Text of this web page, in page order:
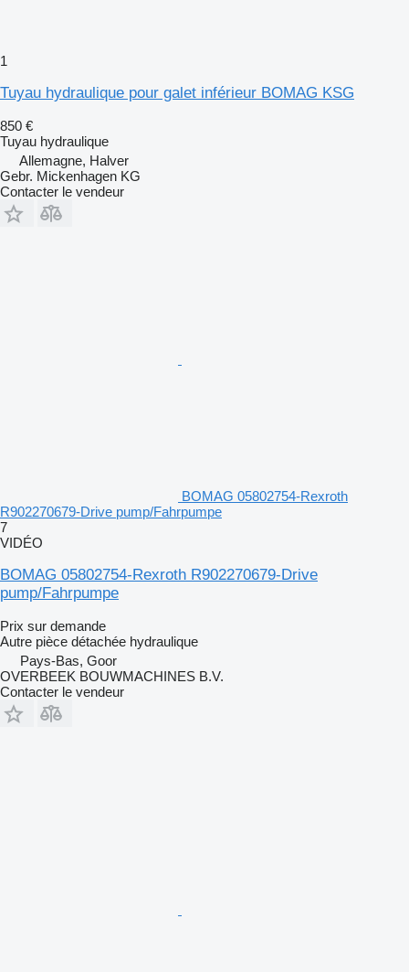
1
Tuyau hydraulique pour galet inférieur BOMAG KSG
850 €
Tuyau hydraulique
Allemagne, Halver
Gebr. Mickenhagen KG
Contacter le vendeur
BOMAG 05802754-Rexroth
R902270679-Drive pump/Fahrpumpe
7
VIDÉO
BOMAG 05802754-Rexroth R902270679-Drive
pump/Fahrpumpe
Prix sur demande
Autre pièce détachée hydraulique
Pays-Bas, Goor
OVERBEEK BOUWMACHINES B.V.
Contacter le vendeur